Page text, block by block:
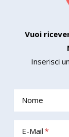
Vuoi
Inserisci
Nome
E-Mail